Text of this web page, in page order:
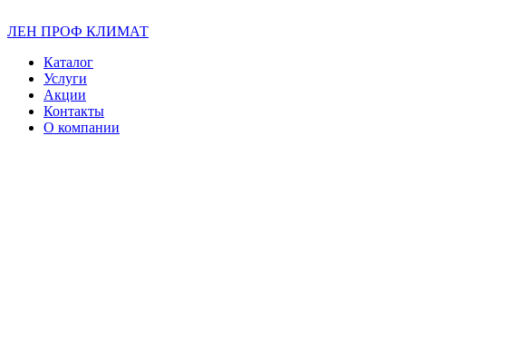
ЛЕН ПРОФ КЛИМАТ
Каталог
Услуги
Акции
Контакты
О компании